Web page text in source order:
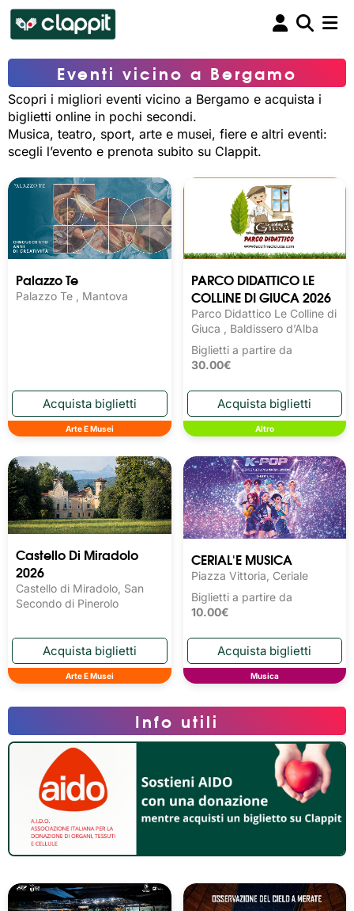
Eventi vicino a Bergamo
Scopri i migliori eventi vicino a Bergamo e acquista i
biglietti online in pochi secondi.
Musica, teatro, sport, arte e musei, fiere e altri eventi:
scegli l’evento e prenota subito su Clappit.
Palazzo Te
Palazzo Te , Mantova
Arte E Musei
PARCO DIDATTICO LE
COLLINE DI GIUCA 2026
Parco Didattico Le Colline di
Giuca , Baldissero d’Alba
Biglietti a partire da
30.00€
Altro
Castello Di Miradolo
2026
Castello di Miradolo, San
Secondo di Pinerolo
Arte E Musei
CERIAL'E MUSICA
Piazza Vittoria, Ceriale
Biglietti a partire da
10.00€
Musica
Info utili